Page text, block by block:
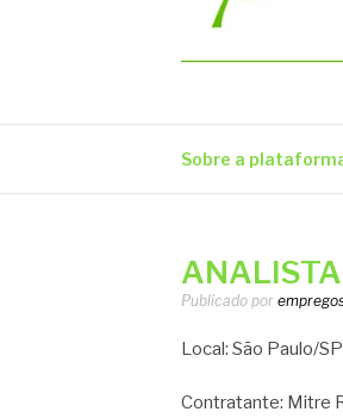
Sobre a
Publicado por
Local: São Paulo/SP
Contratante: Mitre